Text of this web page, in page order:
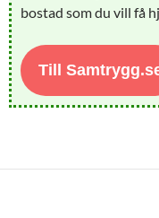
bostad som du vill få
Till